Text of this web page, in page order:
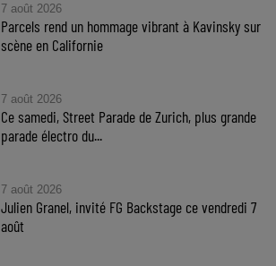
7 août 2026
Parcels rend un hommage vibrant à Kavinsky sur
scène en Californie
7 août 2026
Ce samedi, Street Parade de Zurich, plus grande
parade électro du...
7 août 2026
Julien Granel, invité FG Backstage ce vendredi 7
août